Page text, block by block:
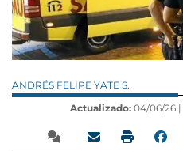
ANDRÉS FELIPE YATE S.
Actualizado: 04/06/26 |